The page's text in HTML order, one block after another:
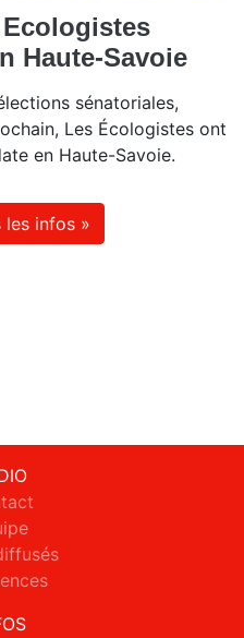
Haute-Savoie
sénatoriales,
Les Écologistes ont
en Haute-Savoie.
infos »